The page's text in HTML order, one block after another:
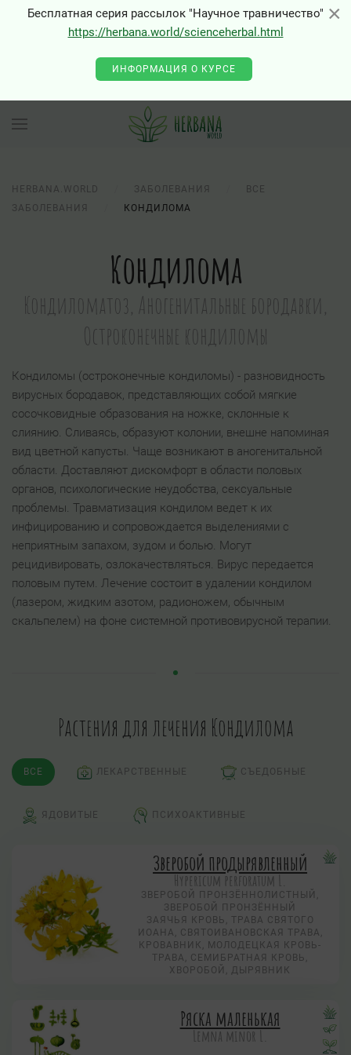
×
Бесплатная серия рассылок "Научное травничество"
https://herbana.world/scienceherbal.html
ИНФОРМАЦИЯ О КУРСЕ
HERBANA.WORLD ЗАБОЛЕВАНИЯ
ВСЕ
ЗАБОЛЕВАНИЯ
КОНДИЛОМА
Кондилома
Кондиломатоз, Аногенитальные бородавки,
Остроконечные кондиломы
Кондиломы (остроконечные кондиломы) - разновидность
вирусных бородавок, представляющих собой мягкие
сосочковидные образования на ножке, склонные к
слиянию. Сливаясь, образуют колонии, внешне напоминая
вид цветной капусты. Чаще возникают в аногенитальной
области. Доставляют дискомфорт в области половых
органов, психологические неудобства, сексуальные
проблемы. Травматизация кондилом ведет к их
инфицированию и сопровождается выделениями с
неприятным запахом, зудом и болью. Могут
рецидивировать, озлокачествляться. Вирус передается
половым путем. Лечение состоит в удалении кондилом
(лазером, жидким азотом, радионожем, обычным
скальпелем) на фоне системной противовирусной терапии.
Растения для лечения Кондилома
ВСЕ ЛЕКАРСТВЕННЫЕ СЪЕДОБНЫЕ
ЯДОВИТЫЕ ПСИХОАКТИВНЫЕ
Зверобой продырявленный
Hypericum perforatum L.
ЗВЕРОБОЙ ПРОНЗЁННОЛИСТНЫЙ,
ЗВЕРОБОЙ ПРОНЗЁННЫЙ
ЗАЯЧЬЯ КРОВЬ, ТРАВА СВЯТОГО
ИОАНА, СВЯТОИВАНОВСКАЯ ТРАВА,
КРОВАВНИК, МОЛОДЕЦКАЯ КРОВЬ-
ТРАВА, СЕМИБРАТНАЯ КРОВЬ,
ХВОРОБОЙ, ДЫРЯВНИК
Ряска маленькая
Lemna minor L.
×
0 - Class "Joomla\Input\Json" not found